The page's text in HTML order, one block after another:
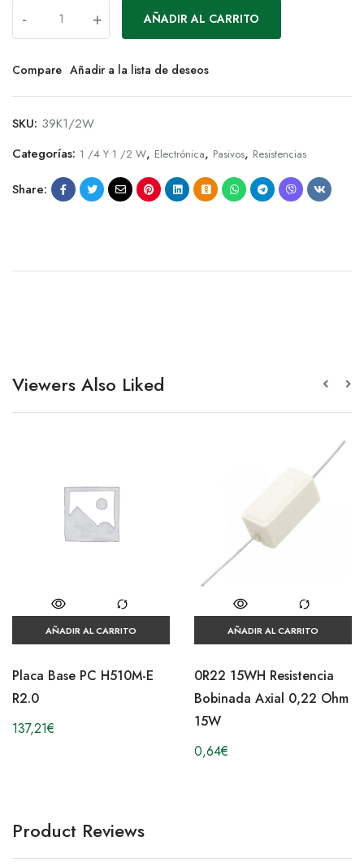
- + AÑADIR AL CARRITO
Compare Añadir a la lista de deseos
SKU: 39K1/2W
Categorías: 1 /4 Y 1 /2 W, Electrónica, Pasivos, Resistencias
Share:
Viewers Also Liked
AÑADIR AL CARRITO
Placa Base PC H510M-E
R2.0
137,21€
AÑADIR AL CARRITO
0R22 15WH Resistencia
Bobinada Axial 0,22 Ohm
15W
0,64€
Product Reviews